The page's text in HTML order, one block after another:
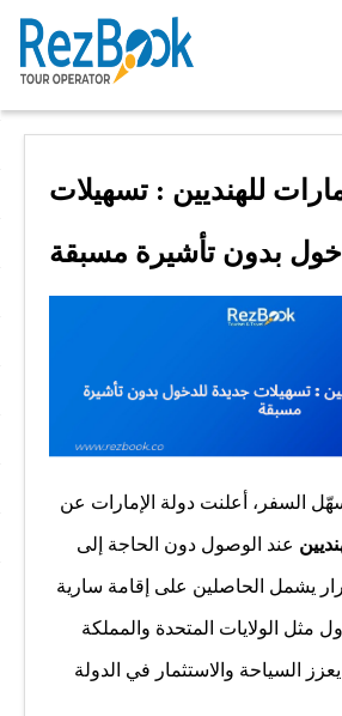
للهنديين : تسهيلات
بدون تأشيرة مسبقة
السفر، أعلنت دولة الإمارات عن
عند الوصول دون الحاجة إلى
يشمل الحاصلين على إقامة سارية
مثل الولايات المتحدة والمملكة
يعزز السياحة والاستثمار في الدولة